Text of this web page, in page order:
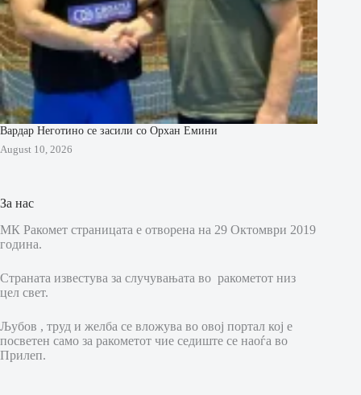
Вардар Неготино се засили со Орхан Емини
August 10, 2026
За нас
МК Ракомет страницата е отворена на 29 Октомври 2019
година.
Страната известува за случувањата во ракометот низ
цел свет.
Љубов , труд и желба се вложува во овој портал кој е
посветен само за ракометот чие седиште се наоѓа во
Прилеп.